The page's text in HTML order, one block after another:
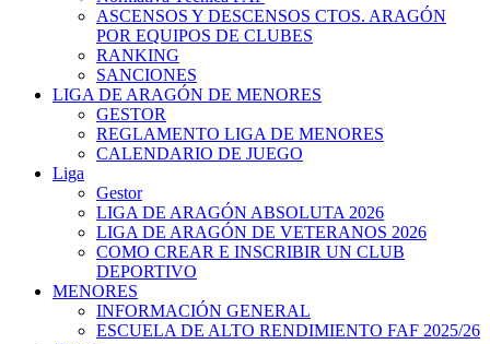
ASCENSOS Y DESCENSOS CTOS. ARAGÓN
POR EQUIPOS DE CLUBES
RANKING
SANCIONES
LIGA DE ARAGÓN DE MENORES
GESTOR
REGLAMENTO LIGA DE MENORES
CALENDARIO DE JUEGO
Liga
Gestor
LIGA DE ARAGÓN ABSOLUTA 2026
LIGA DE ARAGÓN DE VETERANOS 2026
COMO CREAR E INSCRIBIR UN CLUB
DEPORTIVO
MENORES
INFORMACIÓN GENERAL
ESCUELA DE ALTO RENDIMIENTO FAF 2025/26